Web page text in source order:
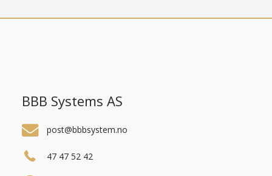
BBB Systems AS
post@bbbsystem.no
47 47 52 42